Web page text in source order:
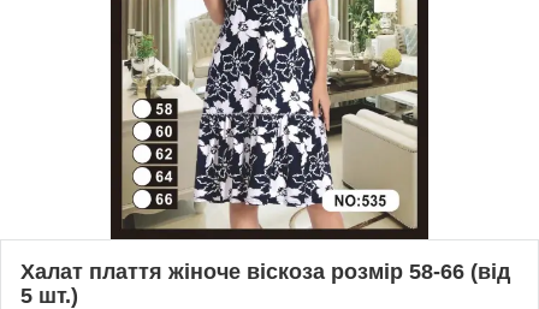
Халат плаття жіноче віскоза розмір 58-66 (від
5 шт.)